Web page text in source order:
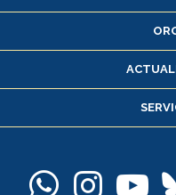
Inscripción y
Consulta
Pago de